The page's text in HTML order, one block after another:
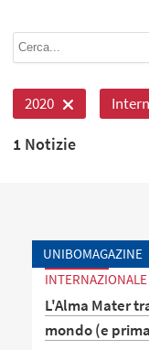
2020
1 Notizie
UNIBOMAGAZINE
INTERNAZIONALE
L'Alma Mater
mondo (e